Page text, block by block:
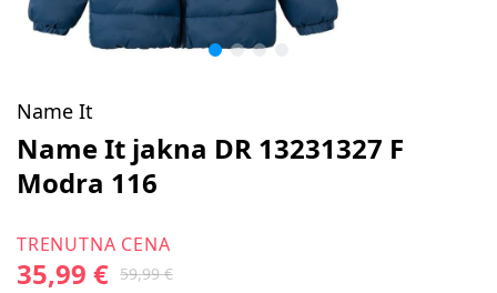
Name It
Name It jakna DR 13231327 F
Modra 116
TRENUTNA CENA
35,99 € 59,99 €